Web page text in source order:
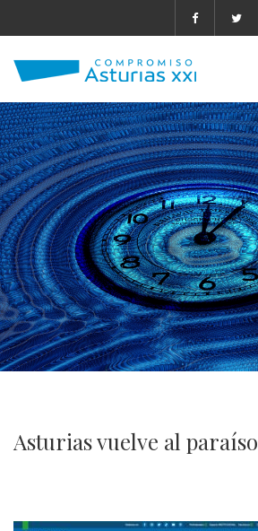
Asturias vuelve al paraíso